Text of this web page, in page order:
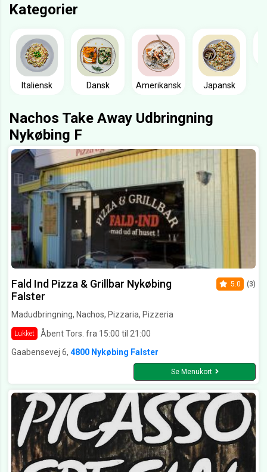
Kategorier
Italiensk Dansk Amerikansk Japansk
Nachos Take Away Udbringning
Nykøbing F
Fald Ind Pizza & Grillbar Nykøbing
Falster
Madudbringning, Nachos, Pizzaria, Pizzeria
Lukket Åbent Tors. fra 15:00 til 21:00
5.0 (3)
Gaabensevej 6, 4800 Nykøbing Falster
Se Menukort